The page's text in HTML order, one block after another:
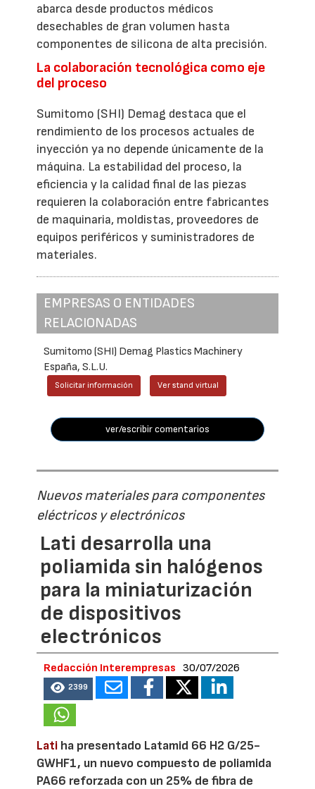
abarca desde productos médicos
desechables de gran volumen hasta
componentes de silicona de alta precisión.
La colaboración tecnológica como eje
del proceso
Sumitomo (SHI) Demag destaca que el
rendimiento de los procesos actuales de
inyección ya no depende únicamente de la
máquina. La estabilidad del proceso, la
eficiencia y la calidad final de las piezas
requieren la colaboración entre fabricantes
de maquinaria, moldistas, proveedores de
equipos periféricos y suministradores de
materiales.
EMPRESAS O ENTIDADES
RELACIONADAS
Sumitomo (SHI) Demag Plastics Machinery
España, S.L.U.
Solicitar información Ver stand virtual
ver/escribir comentarios
Nuevos materiales para componentes
eléctricos y electrónicos
Lati desarrolla una
poliamida sin halógenos
para la miniaturización
de dispositivos
electrónicos
Redacción Interempresas 30/07/2026
2399
Lati ha presentado Latamid 66 H2 G/25-
GWHF1, un nuevo compuesto de poliamida
PA66 reforzada con un 25% de fibra de